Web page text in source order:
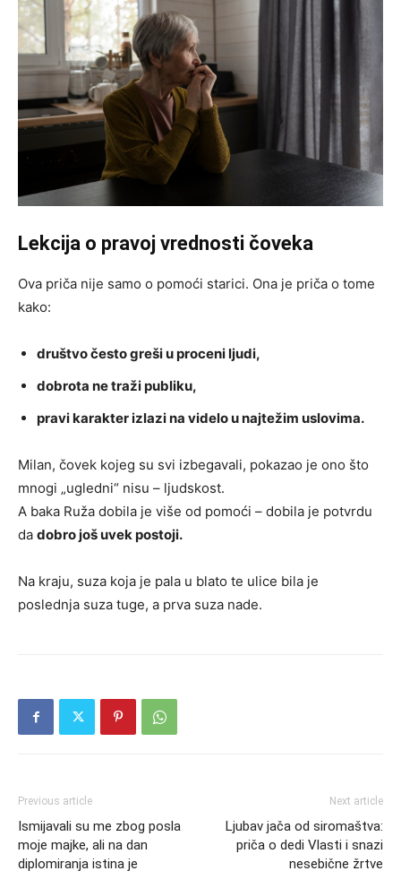
Lekcija o pravoj vrednosti čoveka
Ova priča nije samo o pomoći starici. Ona je priča o tome
kako:
društvo često greši u proceni ljudi,
dobrota ne traži publiku,
pravi karakter izlazi na videlo u najtežim uslovima.
Milan, čovek kojeg su svi izbegavali, pokazao je ono što
mnogi „ugledni“ nisu – ljudskost.
A baka Ruža dobila je više od pomoći – dobila je potvrdu
da dobro još uvek postoji.
Na kraju, suza koja je pala u blato te ulice bila je
poslednja suza tuge, a prva suza nade.
Previous article
Ismijavali su me zbog posla
moje majke, ali na dan
diplomiranja istina je
Next article
Ljubav jača od siromaštva:
priča o dedi Vlasti i snazi
nesebične žrtve